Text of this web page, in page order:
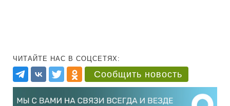
ЧИТАЙТЕ НАС В СОЦСЕТЯХ:
Сообщить новость